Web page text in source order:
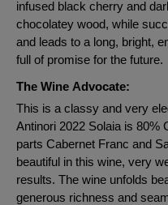
infused black cherry and
chocolatey wood, while
and leads to a long, bright,
full of promise for the future.
The Wine Advocate:
This is a classy and very
Antinori 2022 Solaia is 80%
parts Cabernet Franc and
beautiful in this wine, very
results. The wine unfolds
generous richness and